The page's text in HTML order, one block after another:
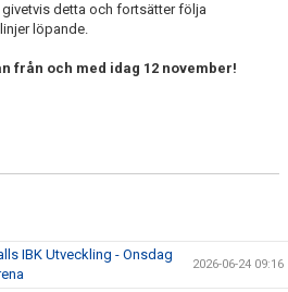
detta och fortsätter följa
löpande.
från och med idag 12 november!
IBK Utveckling - Onsdag
2026-06-24 09:16